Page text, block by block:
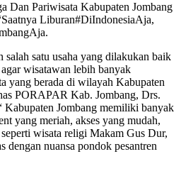
Dan Pariwisata Kabupaten Jombang
Liburan#DiIndonesiaAja,
satu usaha yang dilakukan baik
wisatawan lebih banyak
yang berada di wilayah Kabupaten
PORAPAR Kab. Jombang, Drs.
Kabupaten Jombang memiliki banyak
yang meriah, akses yang mudah,
wisata religi Makam Gus Dur,
nuansa pondok pesantren